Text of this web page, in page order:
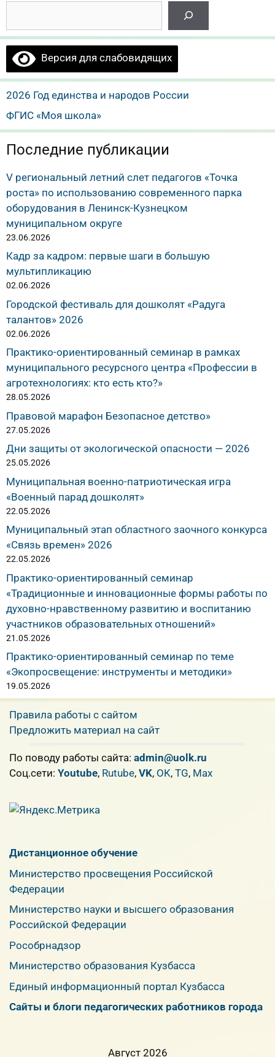
Версия для слабовидящих
2026 Год единства и народов России
ФГИС «Моя школа»
Последние публикации
V региональный летний слет педагогов «Точка
роста» по использованию современного парка
оборудования в Ленинск-Кузнецком
муниципальном округе
23.06.2026
Кадр за кадром: первые шаги в большую
мультипликацию
02.06.2026
Городской фестиваль для дошколят «Радуга
талантов» 2026
02.06.2026
Практико-ориентированный семинар в рамках
муниципального ресурсного центра «Профессии в
агротехнологиях: кто есть кто?»
28.05.2026
Правовой марафон Безопасное детство»
27.05.2026
Дни защиты от экологической опасности — 2026
25.05.2026
Муниципальная военно-патриотическая игра
«Военный парад дошколят»
22.05.2026
Муниципальный этап областного заочного конкурса
«Связь времен» 2026
22.05.2026
Практико-ориентированный семинар
«Традиционные и инновационные формы работы по
духовно-нравственному развитию и воспитанию
участников образовательных отношений»
21.05.2026
Практико-ориентированный семинар по теме
«Экопросвещение: инструменты и методики»
19.05.2026
Правила работы с сайтом
Предложить материал на сайт
По поводу работы сайта: admin@uolk.ru
Cоц.сети: Youtube, Rutube, VK, OK, TG, Max
Дистанционное обучение
Министерство просвещения Российской
Федерации
Министерство науки и высшего образования
Российской Федерации
Рособрнадзор
Министерство образования Кузбасса
Единый информационный портал Кузбасса
Сайты и блоги педагогических работников города
Август 2026